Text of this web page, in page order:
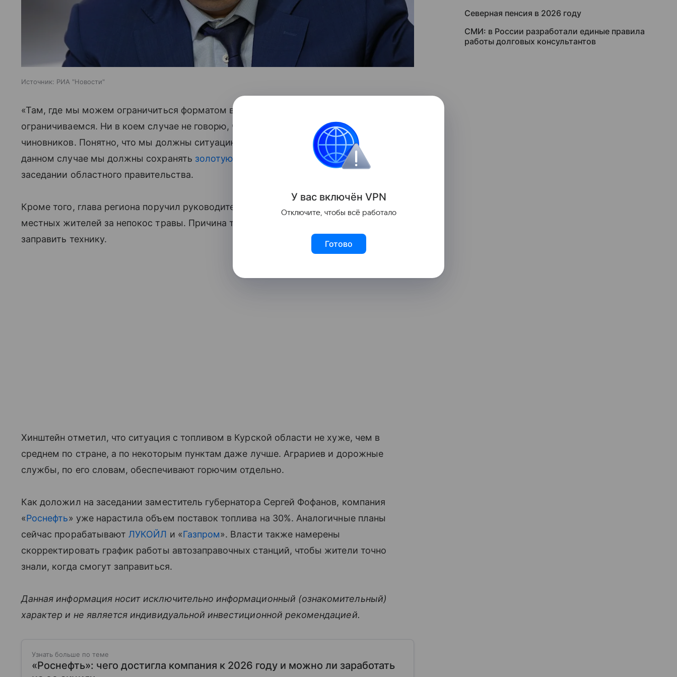
Источник: РИА "Новости"
«Там, где мы можем ограничиться форматом видео-конференц-связи,
ограничиваемся. Ни в коем случае не говорю, что нужно ограничить движение для
чиновников. Понятно, что мы должны ситуацию контролировать и объезжать, но в
данном случае мы должны сохранять золотую середину»,— пояснил Хинштейн на
заседании областного правительства.
Кроме того, глава региона поручил руководителям муниципалитетов не штрафовать
местных жителей за непокос травы. Причина та же — люди просто не могут
заправить технику.
Хинштейн отметил, что ситуация с топливом в Курской области не хуже, чем в
среднем по стране, а по некоторым пунктам даже лучше. Аграриев и дорожные
службы, по его словам, обеспечивают горючим отдельно.
Как доложил на заседании заместитель губернатора Сергей Фофанов, компания
«Роснефть» уже нарастила объем поставок топлива на 30%. Аналогичные планы
сейчас прорабатываютЛУКОЙЛ и «Газпром». Власти также намерены
скорректировать график работы автозаправочных станций, чтобы жители точно
знали, когда смогут заправиться.
Данная информация носит исключительно информационный (ознакомительный)
характер и не является индивидуальной инвестиционной рекомендацией.
Узнать больше по теме
«Роснефть»: чего достигла компания к 2026 году и можно ли заработать
Северная пенсия в 2026 году
СМИ: в России разработали единые правила
работы долговых консультантов
У вас включён VPN
Отключите, чтобы всё работало
Готово